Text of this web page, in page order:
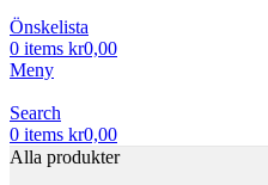
Önskelista
0 items kr0,00
Meny
Search
0 items kr0,00
Alla produkter